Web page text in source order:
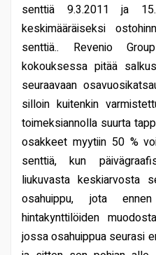
senttiä 9.3.2011 ja
keskimääräiseksi
senttiä.. Revenio
kokouksessa pitää
seuraavaan
silloin kuitenkin
toimeksiannolla suurta
osakkeet myytiin 50 %
senttiä, kun
liukuvasta keskiarvosta
osahuippu, jota
hintakynttilöiden
jossa osahuippua seurasi